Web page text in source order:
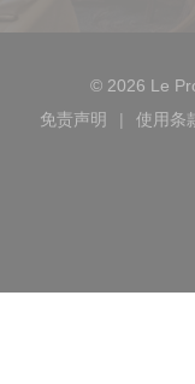
© 2026 Le
免责声明
((在新窗口中
使用条